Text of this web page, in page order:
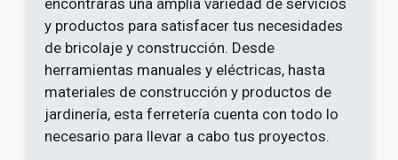
y productos para satisfacer tus necesidades
de bricolaje y construcción. Desde
herramientas manuales y eléctricas, hasta
materiales de construcción y productos de
jardinería, esta ferretería cuenta con todo lo
necesario para llevar a cabo tus proyectos.